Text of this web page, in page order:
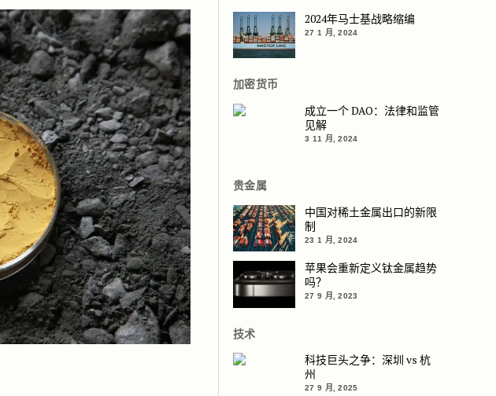
2024年马士基战略缩编
27 1 月, 2024
加密货币
成立一个 DAO：法律和监管
见解
3 11 月, 2024
贵金属
中国对稀土金属出口的新限
制
23 1 月, 2024
苹果会重新定义钛金属趋势
吗？
27 9 月, 2023
技术
科技巨头之争：深圳 vs 杭
州
27 9 月, 2025